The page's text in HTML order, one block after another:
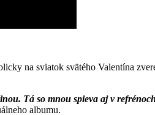
na sviatok svätého Valentína
Tá so mnou spieva aj v
albumu.